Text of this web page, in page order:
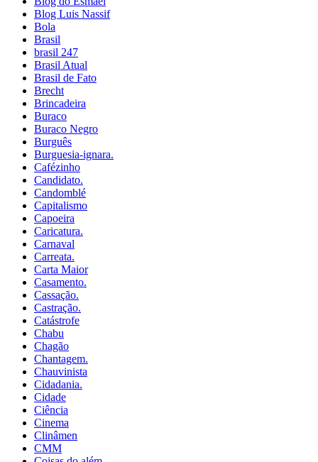
Blog Luis Nassif
Bola
Brasil
brasil 247
Brasil Atual
Brasil de Fato
Brecht
Brincadeira
Buraco
Buraco Negro
Burguês
Burguesia-ignara.
Cafézinho
Candidato.
Candomblé
Capitalismo
Capoeira
Caricatura.
Carnaval
Carreata.
Carta Maior
Casamento.
Cassação.
Castração.
Catástrofe
Chabu
Chagão
Chantagem.
Chauvinista
Cidadania.
Cidade
Ciência
Cinema
Clinâmen
CMM